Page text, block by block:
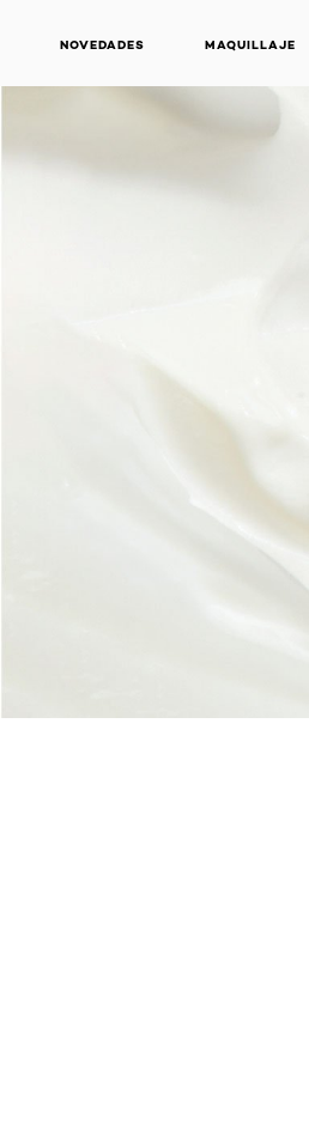
NOVEDADES MAQUILLAJE